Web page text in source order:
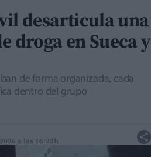
desarticula una
droga en Sueca y
de forma organizada, cada
dentro del grupo
a las 16:23h